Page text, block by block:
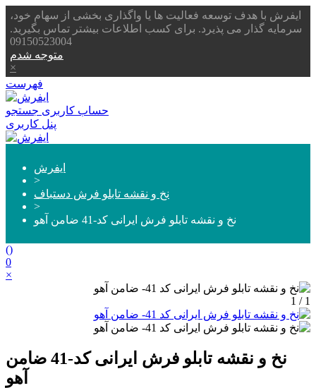
ایفرش با هدف توسعه فعالیت ها یا واگذاری بخشی از سهام خود،
سرمایه گذار می پذیرد. برای کسب اطلاعات بیشتر تماس بگیرید.
09150523004
متوجه شدم
×
فهرست
حساب کاربری جستجو
پنل کاربری
ایفرش
>
نخ و نقشه تابلو فرش دستباف
>
نخ و نقشه تابلو فرش ایرانی کد-41 ضامن آهو
()
0
×
1 / 1
نخ و نقشه تابلو فرش ایرانی کد-41 ضامن
آهو